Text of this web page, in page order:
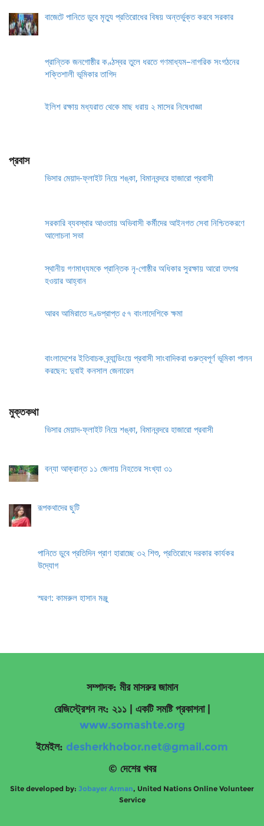
বাজেটে পানিতে ডুবে মৃত্যু প্রতিরোধের বিষয় অন্তর্ভুক্ত করবে সরকার
প্রান্তিক জনগোষ্ঠীর কণ্ঠস্বর তুলে ধরতে গণমাধ্যম–নাগরিক সংগঠনের
শক্তিশালী ভূমিকার তাগিদ
ইলিশ রক্ষায় মধ্যরাত থেকে মাছ ধরায় ২ মাসের নিষেধাজ্ঞা
প্রবাস
ভিসার মেয়াদ-ফ্লাইট নিয়ে শঙ্কা, বিমানবন্দরে হাজারো প্রবাসী
সরকারি ব্যবস্থার আওতায় অভিবাসী কর্মীদের আইনগত সেবা নিশ্চিতকরণে
আলোচনা সভা
স্থানীয় গণমাধ্যমকে প্রান্তিক নৃ-গোষ্ঠীর অধিকার সুরক্ষায় আরো তৎপর
হওয়ার আহ্বান
আরব আমিরাতে দণ্ডপ্রাপ্ত ৫৭ বাংলাদেশিকে ক্ষমা
বাংলাদেশের ইতিবাচক ব্র্যান্ডিংয়ে প্রবাসী সাংবাদিকরা গুরুত্বপূর্ণ ভূমিকা পালন
করছেন: দুবাই কনসাল জেনারেল
মুক্তকথা
ভিসার মেয়াদ-ফ্লাইট নিয়ে শঙ্কা, বিমানবন্দরে হাজারো প্রবাসী
বন্যা আক্রান্ত ১১ জেলায় নিহতের সংখ্যা ৩১
রূপকথাদের ছুটি
পানিতে ডুবে প্রতিদিন প্রাণ হারাচ্ছে ৩২ শিশু, প্রতিরোধে দরকার কার্যকর
উদ্যোগ
স্মরণ: কামরুল হাসান মঞ্জু
সম্পাদক: মীর মাসরুর জামান
রেজিস্ট্রেশন নং: ২১১ | একটি সমষ্টি প্রকাশনা
www.somashte.org
ইমেইল: desherkhobor.net@gmail.com
© দেশের খবর
Site developed by: Jobayer Arman, United Nations Online Volunteer
Service